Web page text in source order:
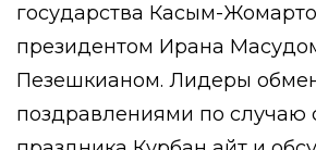
государства Касым-
президентом Ирана
Пезешкианом. Лидеры
поздравлениями по случаю